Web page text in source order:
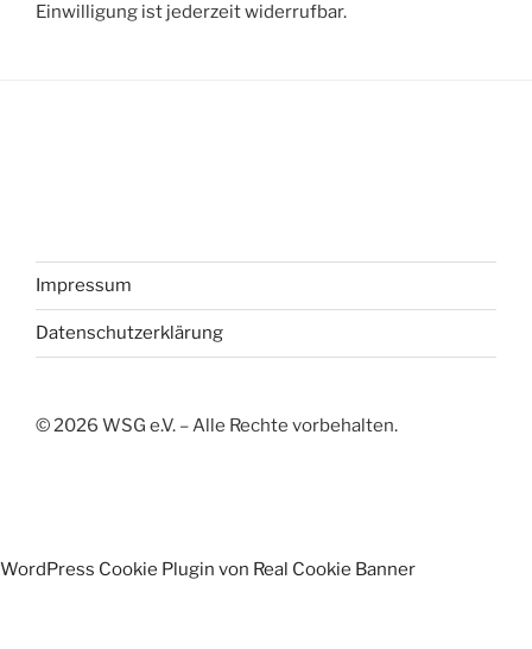
Einwilligung ist jederzeit widerrufbar.
Impressum
Datenschutzerklärung
© 2026 WSG e.V. – Alle Rechte vorbehalten.
WordPress Cookie Plugin von Real Cookie Banner